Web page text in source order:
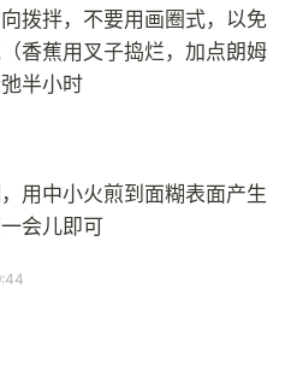
拨拌，不要用画圈式，以免
香蕉用叉子捣烂，加点朗姆
半小时
用中小火煎到面糊表面产生
会儿即可